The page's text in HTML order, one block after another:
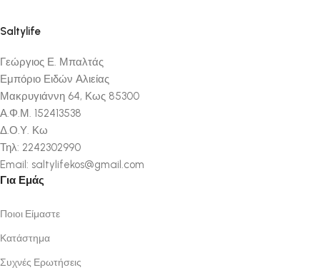
Saltylife
Γεώργιος Ε. Μπαλτάς
Εμπόριο Ειδών Αλιείας
Μακρυγιάννη 64, Κως 85300
Α.Φ.Μ. 152413538
Δ.Ο.Υ. Κω
Τηλ: 2242302990
Email: saltylifekos@gmail.com
Για Εμάς
Ποιοι Είμαστε
Κατάστημα
Συχνές Ερωτήσεις